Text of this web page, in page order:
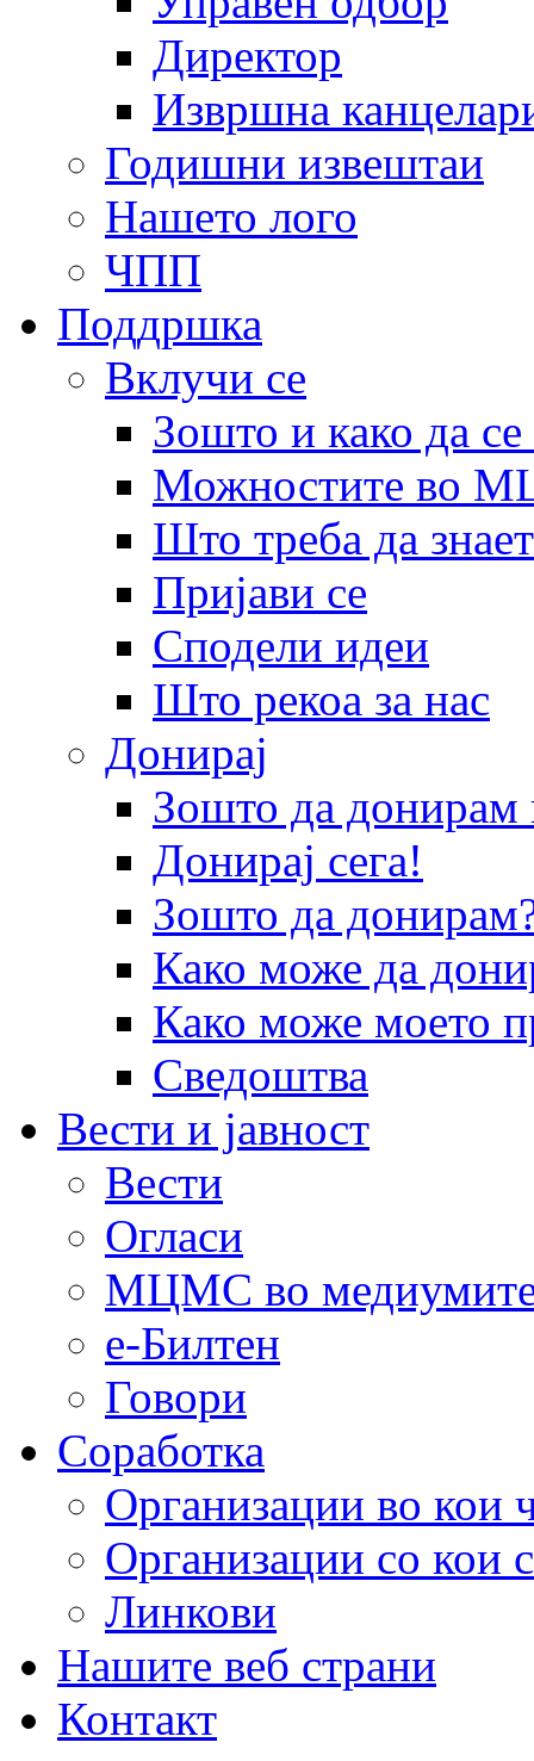
Директор
Извршна
Годишни извештаи
Нашето лого
ЧПП
Поддршка
Вклучи се
Зошто и како да
Можностите во
Што треба да
Пријави се
Сподели идеи
Што рекоа за нас
Донирај
Зошто да
Донирај сега!
Зошто да
Како може да
Како може моето
Сведоштва
Вести и јавност
Вести
Огласи
МЦМС во
е-Билтен
Говори
Соработка
Организации во кои
Организации со кои
Линкови
Нашите веб страни
Контакт